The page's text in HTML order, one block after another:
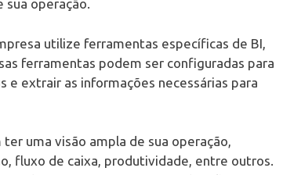
sua operação.
utilize ferramentas específicas de BI,
ferramentas podem ser configuradas para
extrair as informações necessárias para
uma visão ampla de sua operação,
fluxo de caixa, produtividade, entre outros.